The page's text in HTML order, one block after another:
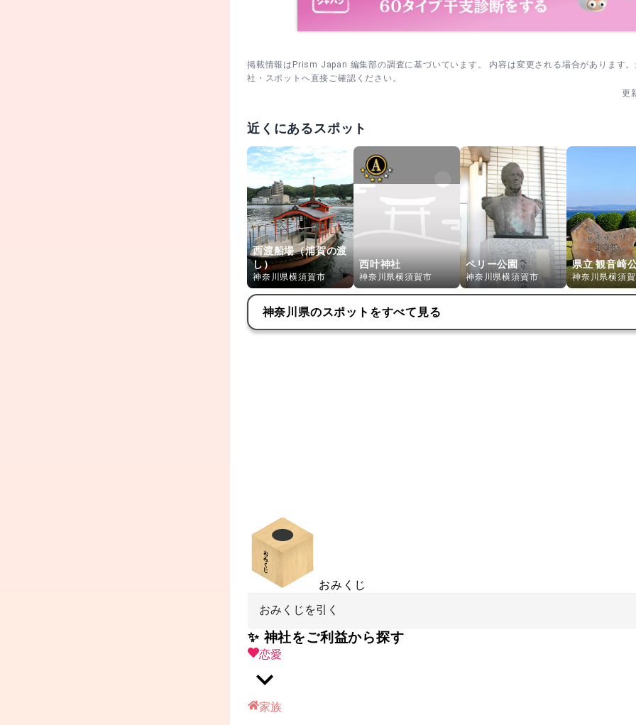
掲載情報はPrism Japan 編集部の調査に基づいています。 内容は変更される場合があります
社・スポットへ直接ご確認ください。
更
近くにあるスポット
西渡船場（浦賀の渡
し）
神奈川県横須賀市
西叶神社
神奈川県横須賀市
ペリー公園
神奈川県横須賀市
県立 観音崎
神奈川県横須
神奈川県のスポットをすべて見る
おみくじ
おみくじを引く
✨ 神社をご利益から探す
恋愛
家族